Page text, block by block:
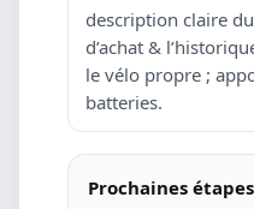
description claire
d’achat &
le vélo propre ;
batteries.
Prochaines étapes